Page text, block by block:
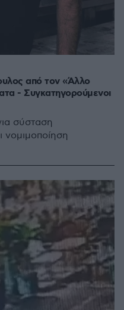
από τον «Άλλο
- Συγκατηγορούμενοι
σύσταση
νομιμοποίηση